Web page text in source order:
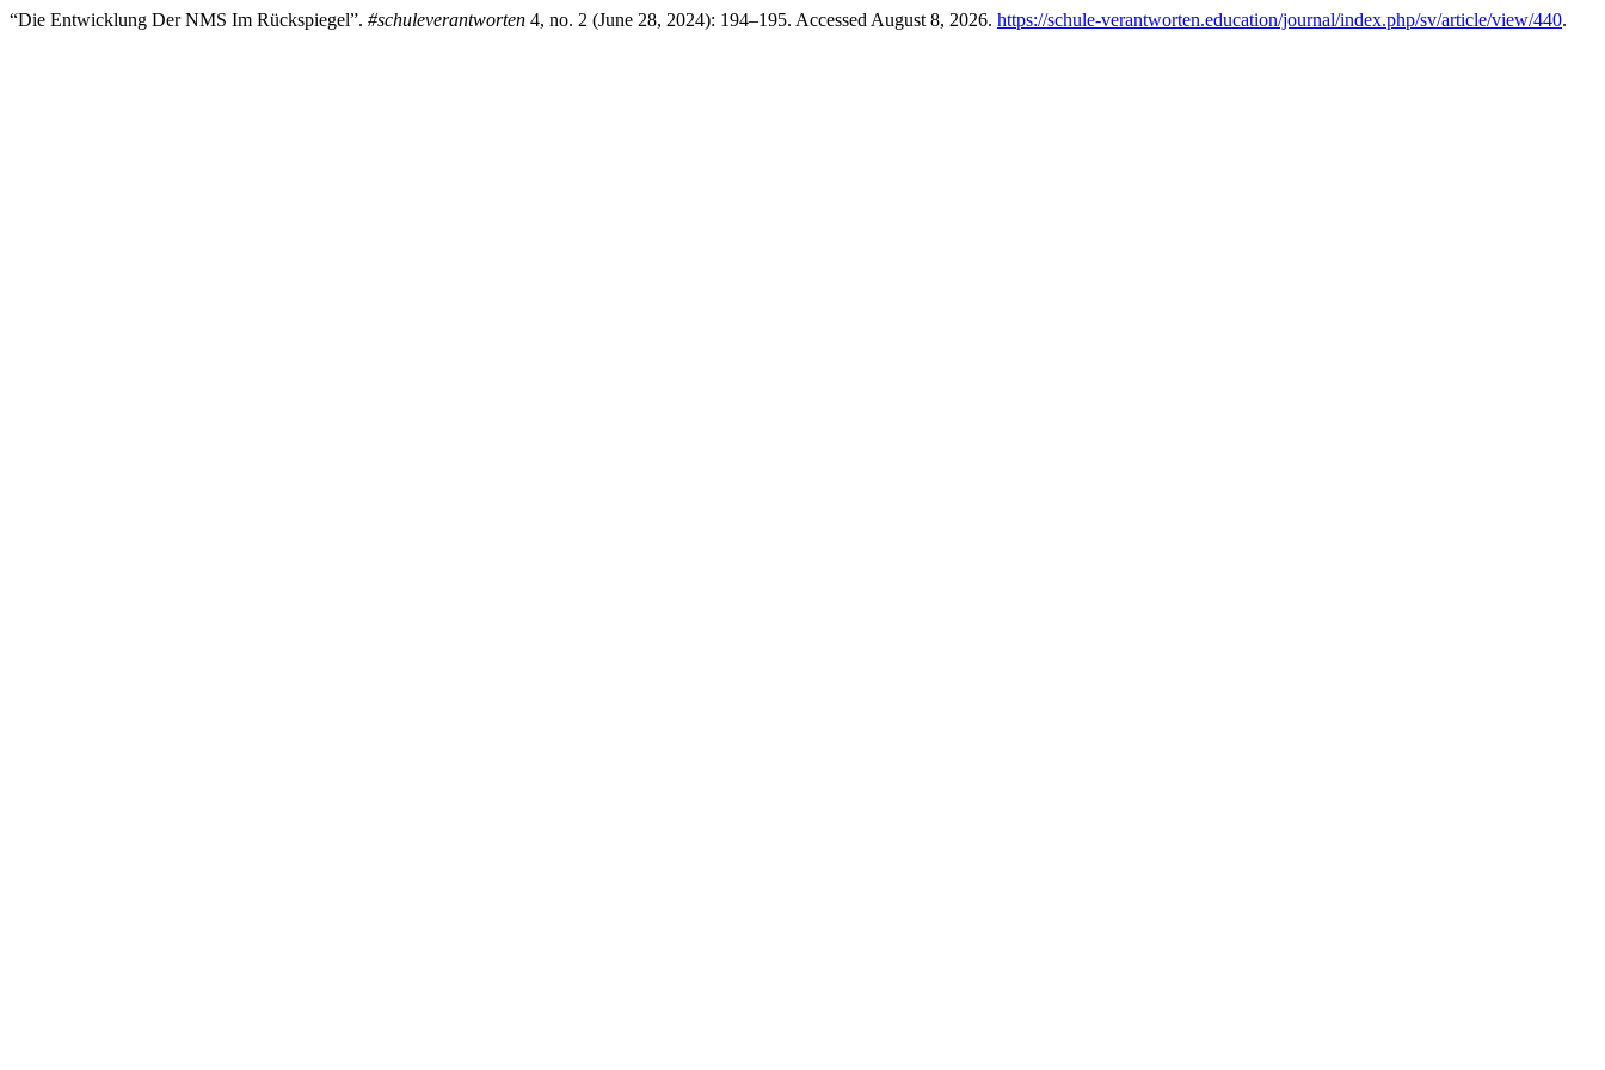
“Die Entwicklung Der NMS Im Rückspiegel”. #schuleverantworten 4, no. 2 (June 28, 2024): 194–195. Accessed August 8, 2026. https://schule-verantworten.education/journal/index.php/sv/article/view/440.